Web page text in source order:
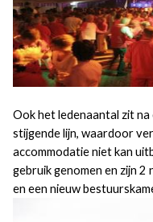
Ook het ledenaantal zit na
stijgende lijn, waardoor
accommodatie niet kan
gebruik genomen en zijn
en een nieuw